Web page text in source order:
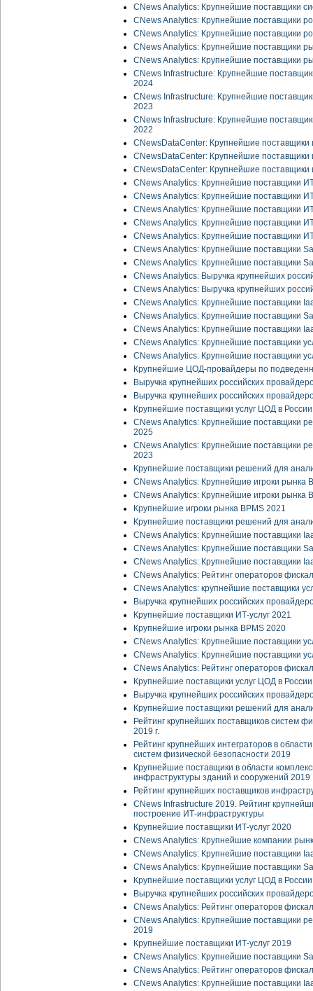
CNews Analytics: Крупнейшие поставщики
CNews Analytics: Крупнейшие поставщики
CNews Analytics: Крупнейшие поставщики
CNews Analytics: Крупнейшие поставщики
CNews Analytics: Крупнейшие поставщики
CNews Infrastructure: Крупнейшие
2024
CNews Infrastructure: Крупнейшие
2023
CNews Infrastructure: Крупнейшие
2022
CNewsDataCenter: Крупнейшие
CNewsDataCenter: Крупнейшие
CNewsDataCenter: Крупнейшие
CNews Analytics: Крупнейшие поставщики
CNews Analytics: Крупнейшие поставщики
CNews Analytics: Крупнейшие поставщики
CNews Analytics: Крупнейшие поставщики
CNews Analytics: Крупнейшие поставщики
CNews Analytics: Крупнейшие поставщики
CNews Analytics: Крупнейшие поставщики
CNews Analytics: Выручка крупнейших
CNews Analytics: Выручка крупнейших
CNews Analytics: Крупнейшие поставщики
CNews Analytics: Крупнейшие поставщики
CNews Analytics: Крупнейшие поставщики
CNews Analytics: Крупнейшие поставщики
CNews Analytics: Крупнейшие поставщики
Крупнейшие ЦОД-провайдеры по
Выручка крупнейших российских
Выручка крупнейших российских
Крупнейшие поставщики услуг ЦОД в
CNews Analytics: Крупнейшие поставщики
2025
CNews Analytics: Крупнейшие поставщики
2023
Крупнейшие поставщики решений для
CNews Analytics: Крупнейшие игроки рынка
CNews Analytics: Крупнейшие игроки рынка
Крупнейшие игроки рынка BPMS 2021
Крупнейшие поставщики решений для
CNews Analytics: Крупнейшие поставщики
CNews Analytics: Крупнейшие поставщики
CNews Analytics: Крупнейшие поставщики
CNews Analytics: Рейтинг операторов
CNews Analytics: крупнейшие поставщики
Выручка крупнейших российских
Крупнейшие поставщики ИТ-услуг 2021
Крупнейшие игроки рынка BPMS 2020
CNews Analytics: Крупнейшие поставщики
CNews Analytics: Крупнейшие поставщики
CNews Analytics: Рейтинг операторов
Крупнейшие поставщики услуг ЦОД в
Выручка крупнейших российских
Крупнейшие поставщики решений для
Рейтинг крупнейших поставщиков систем
2019 г.
Рейтинг крупнейших интеграторов в
систем физической безопасности 2019
Крупнейшие поставщики в области
инфраструктуры зданий и сооружений 2019
Рейтинг крупнейших поставщиков
CNews Infrastructure 2019. Рейтинг
построение ИТ-инфраструктуры
Крупнейшие поставщики ИТ-услуг 2020
CNews Analytics: Крупнейшие компании
CNews Analytics: Крупнейшие поставщики
CNews Analytics: Крупнейшие поставщики
Крупнейшие поставщики услуг ЦОД в
Выручка крупнейших российских
CNews Analytics: Рейтинг операторов
CNews Analytics: Крупнейшие поставщики
2019
Крупнейшие поставщики ИТ-услуг 2019
CNews Analytics: Крупнейшие поставщики
CNews Analytics: Рейтинг операторов
CNews Analytics: Крупнейшие поставщики